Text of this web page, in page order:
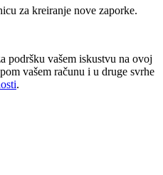
za kreiranje nove zaporke.
podršku vašem iskustvu na ovoj
vašem računu i u druge svrhe
.